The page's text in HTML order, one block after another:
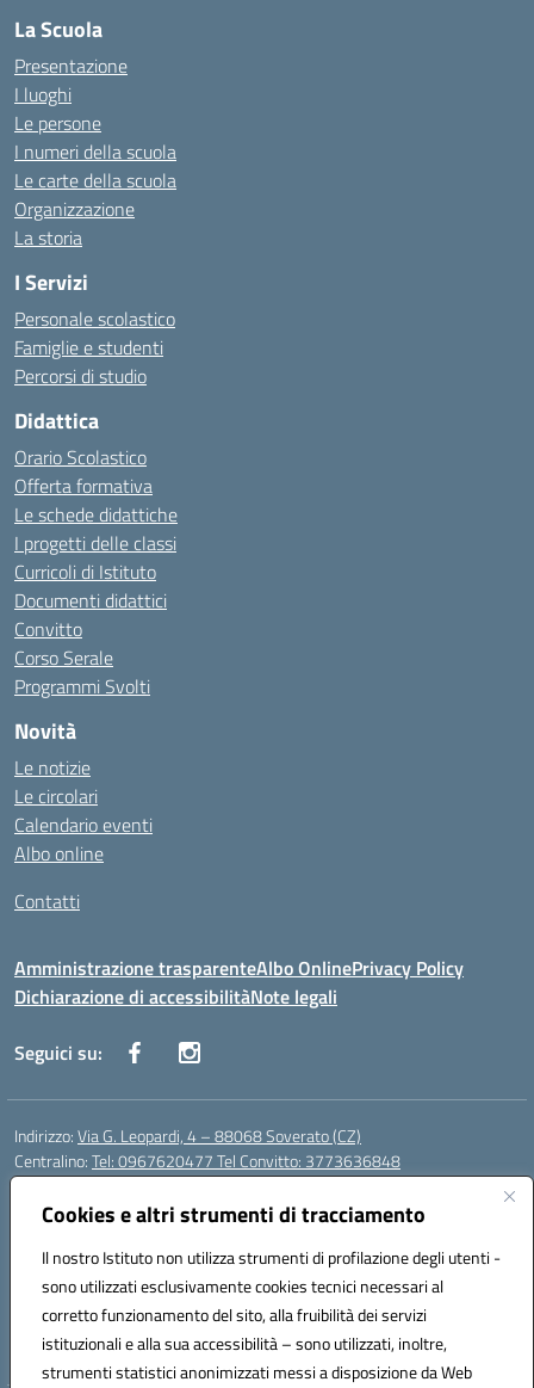
Cookies e altri strumenti di tracciamento
Il nostro Istituto non utilizza strumenti di profilazione degli utenti -
sono utilizzati esclusivamente cookies tecnici necessari al
corretto funzionamento del sito, alla fruibilità dei servizi
istituzionali e alla sua accessibilità – sono utilizzati, inoltre,
strumenti statistici anonimizzati messi a disposizione da Web
La Scuola
Presentazione
I luoghi
Le persone
I numeri della scuola
Le carte della scuola
Organizzazione
La storia
I Servizi
Personale scolastico
Famiglie e studenti
Percorsi di studio
Didattica
Orario Scolastico
Offerta formativa
Le schede didattiche
I progetti delle classi
Curricoli di Istituto
Documenti didattici
Convitto
Corso Serale
Programmi Svolti
Novità
Le notizie
Le circolari
Calendario eventi
Albo online
Contatti
Amministrazione trasparenteAlbo OnlinePrivacy Policy
Dichiarazione di accessibilitàNote legali
Seguici su:
Indirizzo:Via G. Leopardi, 4 – 88068 Soverato (CZ)
Centralino:Tel: 0967620477 Tel Convitto: 3773636848
Email:
Posta elettronica certificata (PEC):czrh04000q@pec.istruzione.it
Codice fiscale: 84000690796
Codice meccanografico:CZRH04000Q
Codice Indice delle Pubbliche Amministrazioni (IPA): istsc_czrh04000q
Codice unico di fatturazione (CUF): UF9M13